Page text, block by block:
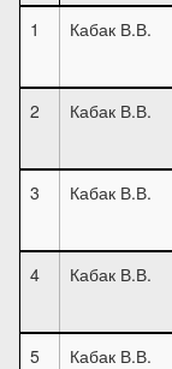
1
Кабак В.В.
2
Кабак В.В.
3
Кабак В.В.
4
Кабак В.В.
5
Кабак В.В.